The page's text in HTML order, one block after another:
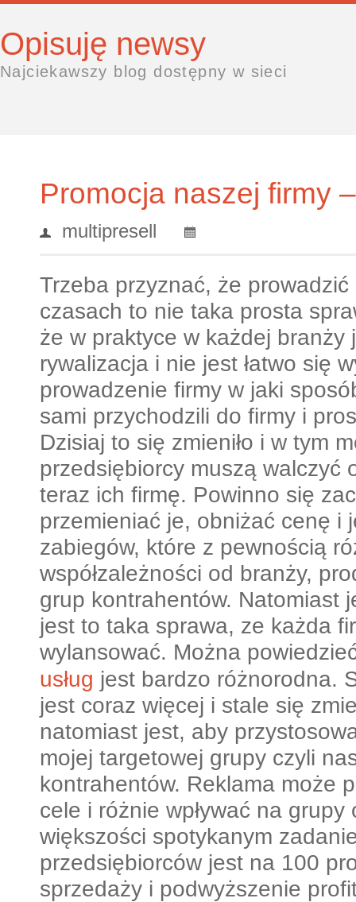
Opisuję newsy
Najciekawszy blog dostępny w sieci
Promocja naszej firmy
multipresell
Trzeba przyznać, że
czasach to nie taka prosta
że w praktyce w każdej branży
rywalizacja i nie jest łatwo się
prowadzenie firmy w jaki
sami przychodzili do firmy i
Dzisiaj to się zmieniło i w tym
przedsiębiorcy muszą walczyć
teraz ich firmę. Powinno się
przemieniać je, obniżać cenę i
zabiegów, które z pewnością
współzależności od branży,
grup kontrahentów. Natomiast
jest to taka sprawa, ze każda
wylansować. Można
usług jest bardzo różnorodna.
jest coraz więcej i stale się
natomiast jest, aby
mojej targetowej grupy czyli
kontrahentów. Reklama może
cele i różnie wpływać na
większości spotykanym
przedsiębiorców jest na 100
sprzedaży i podwyższenie